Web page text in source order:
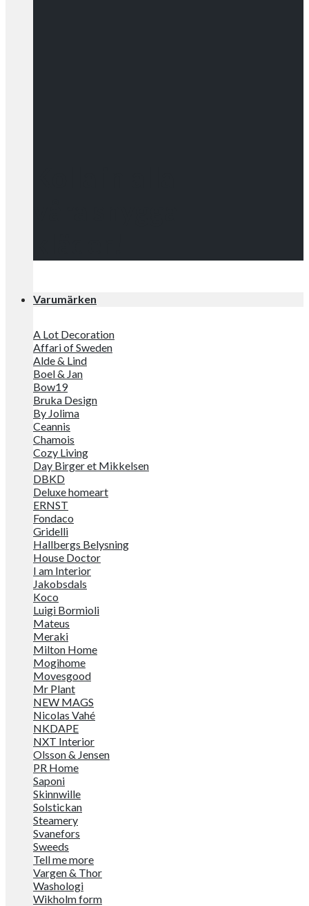
Varumärken
A Lot Decoration
Affari of Sweden
Alde & Lind
Boel & Jan
Bow19
Bruka Design
By Jolima
Ceannis
Chamois
Cozy Living
Day Birger et Mikkelsen
DBKD
Deluxe homeart
ERNST
Fondaco
Gridelli
Hallbergs Belysning
House Doctor
I am Interior
Jakobsdals
Koco
Luigi Bormioli
Mateus
Meraki
Milton Home
Mogihome
Movesgood
Mr Plant
NEW MAGS
Nicolas Vahé
NKDAPE
NXT Interior
Olsson & Jensen
PR Home
Saponi
Skinnwille
Solstickan
Steamery
Svanefors
Sweeds
Tell me more
Vargen & Thor
Washologi
Wikholm form